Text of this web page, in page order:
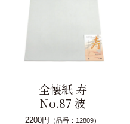
全懐紙 寿
No.87 波
2200円 （品番：12809）